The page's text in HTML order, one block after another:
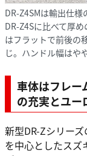
DR-Z4SMは輸出仕様
DR-Z4Sに比べて厚
はフラットで前後の
じ。ハンドル幅はや
車体はフレー
の充実とユー
新型DR-Zシリー
を中心としたスズ